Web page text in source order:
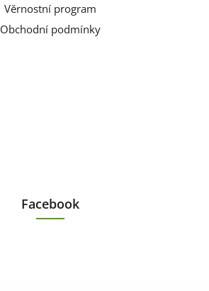
Věrnostní program
Obchodní podmínky
Facebook